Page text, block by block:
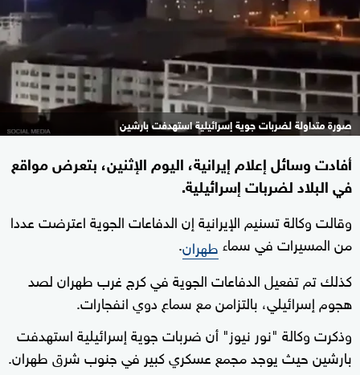
صورة متداولة لضربات جوية إسرائيلية استهدفت بارشين
أفادت وسائل إعلام إيرانية، اليوم الإثنين، بتعرض مواقع
في البلاد لضربات إسرائيلية.
وقالت وكالة تسنيم الإيرانية إن الدفاعات الجوية اعترضت عددا
من المسيرات في سماء طهران.
كذلك تم تفعيل الدفاعات الجوية في كرج غرب طهران لصد
هجوم إسرائيلي، بالتزامن مع سماع دوي انفجارات.
وذكرت وكالة "نور نيوز" أن ضربات جوية إسرائيلية استهدفت
بارشين حيث يوجد مجمع عسكري كبير في جنوب شرق طهران.